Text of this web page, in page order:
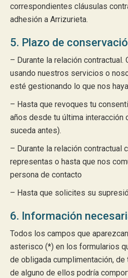
correspondientes cláusulas
adhesión a Arrizurieta.
5. Plazo de
– Durante la relación contractual.
usando nuestros servicios o
esté gestionando lo que nos
– Hasta que revoques tu
años desde tu última interacción
suceda antes).
– Durante la relación contractual
representas o hasta que nos
persona de contacto
– Hasta que solicites su
6. Información
Todos los campos que
asterisco (*) en los formularios
de obligada cumplimentación,
de alguno de ellos podría